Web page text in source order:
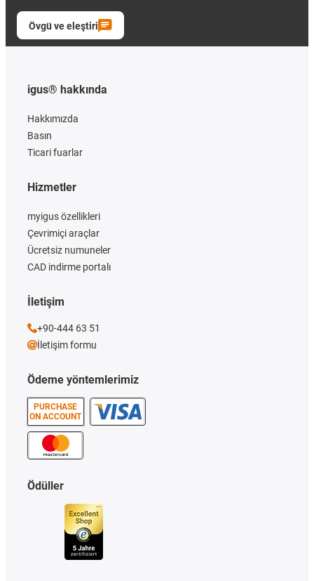
Övgü ve eleştiri
igus® hakkında
Hakkımızda
Basın
Ticari fuarlar
Ödeme yöntemlerimiz
PURCHASE
ON ACCOUNT
Hizmetler
myigus özellikleri
Çevrimiçi araçlar
Ücretsiz numuneler
CAD indirme portalı
Ödüller
İletişim
+90-444 63 51
İletişim formu